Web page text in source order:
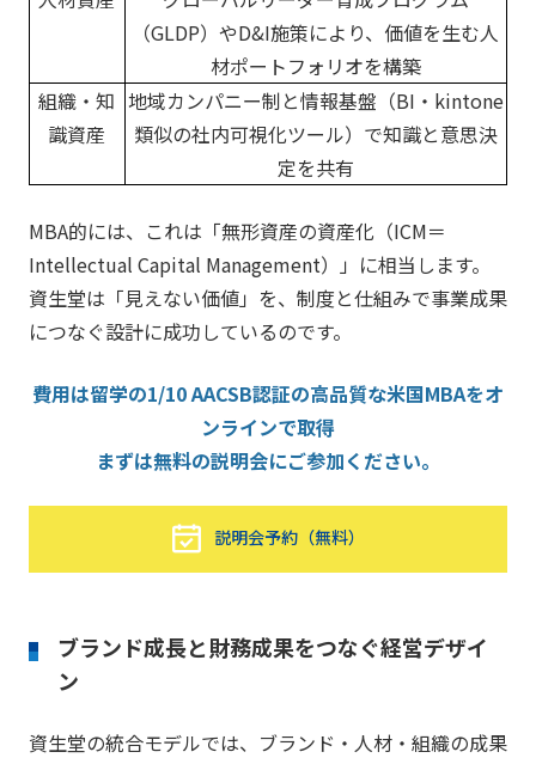
（GLDP）やD&I施策により、価値を生む人
材ポートフォリオを構築
組織・知
識資産
地域カンパニー制と情報基盤（BI・kintone
類似の社内可視化ツール）で知識と意思決
定を共有
MBA的には、これは「無形資産の資産化（ICM＝
Intellectual Capital Management）」に相当します。
資生堂は「見えない価値」を、制度と仕組みで事業成果
につなぐ設計に成功しているのです。
費用は留学の1/10 AACSB認証の高品質な米国MBAをオ
ンラインで取得
まずは無料の説明会にご参加ください。
説明会予約（無料）
ブランド成長と財務成果をつなぐ経営デザイ
ン
資生堂の統合モデルでは、ブランド・人材・組織の成果